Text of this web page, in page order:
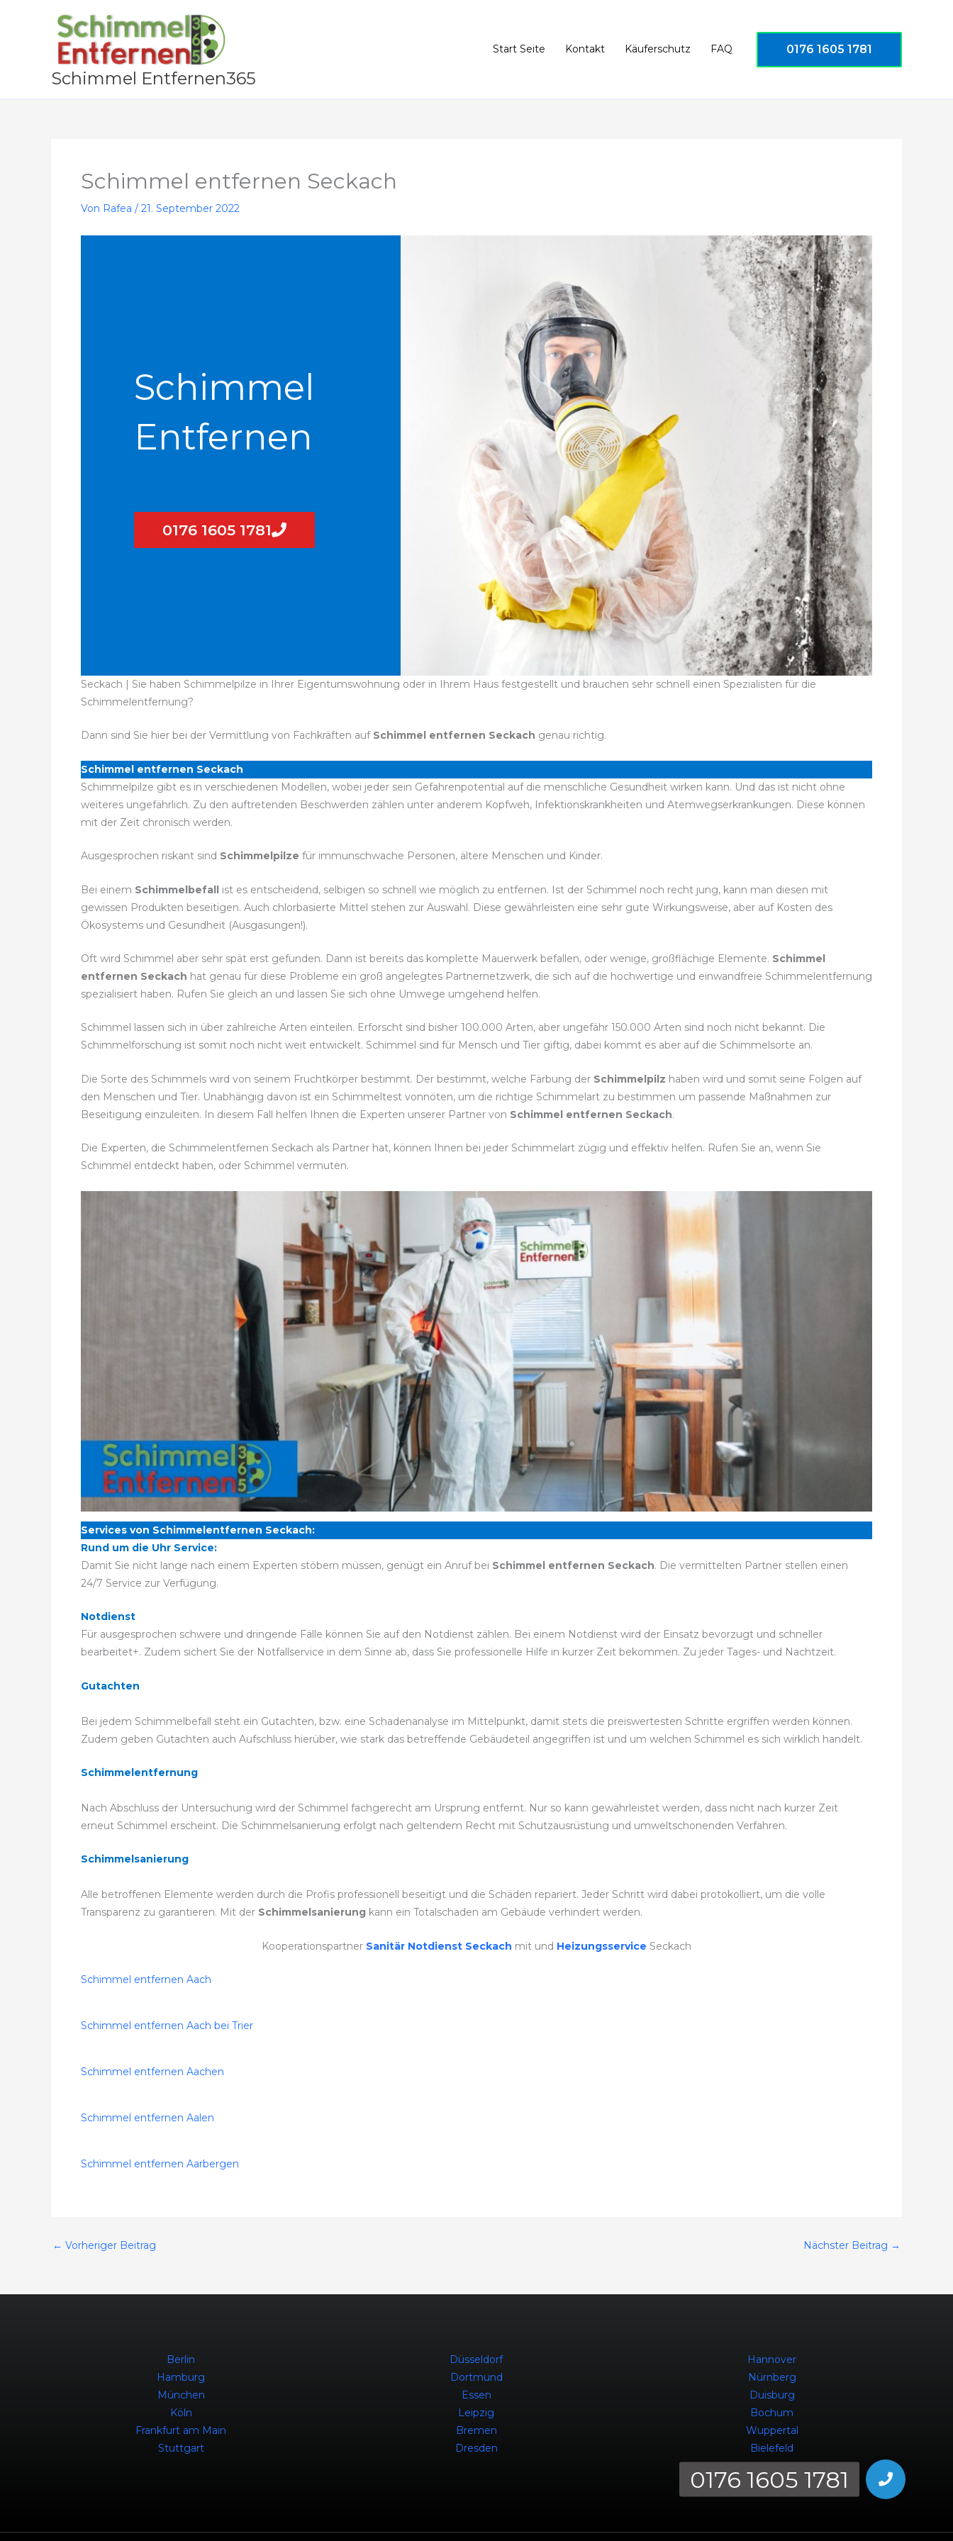
Schimmel Entfernen365
Start Seite Kontakt Käuferschutz FAQ 0176 1605 1781
Schimmel entfernen Seckach
Von Rafea / 21. September 2022
Schimmel
Entfernen
0176 1605 1781
Seckach | Sie haben Schimmelpilze in Ihrer Eigentumswohnung oder in Ihrem Haus festgestellt und brauchen sehr schnell einen Spezialisten für die
Schimmelentfernung?
Dann sind Sie hier bei der Vermittlung von Fachkräften auf Schimmel entfernen Seckach genau richtig.
Schimmel entfernen Seckach
Schimmelpilze gibt es in verschiedenen Modellen, wobei jeder sein Gefahrenpotential auf die menschliche Gesundheit wirken kann. Und das ist nicht ohne
weiteres ungefährlich. Zu den auftretenden Beschwerden zählen unter anderem Kopfweh, Infektionskrankheiten und Atemwegserkrankungen. Diese können
mit der Zeit chronisch werden.
Ausgesprochen riskant sind Schimmelpilze für immunschwache Personen, ältere Menschen und Kinder.
Bei einem Schimmelbefall ist es entscheidend, selbigen so schnell wie möglich zu entfernen. Ist der Schimmel noch recht jung, kann man diesen mit
gewissen Produkten beseitigen. Auch chlorbasierte Mittel stehen zur Auswahl. Diese gewährleisten eine sehr gute Wirkungsweise, aber auf Kosten des
Ökosystems und Gesundheit (Ausgasungen!).
Oft wird Schimmel aber sehr spät erst gefunden. Dann ist bereits das komplette Mauerwerk befallen, oder wenige, großflächige Elemente. Schimmel
entfernen Seckach hat genau für diese Probleme ein groß angelegtes Partnernetzwerk, die sich auf die hochwertige und einwandfreie Schimmelentfernung
spezialisiert haben. Rufen Sie gleich an und lassen Sie sich ohne Umwege umgehend helfen.
Schimmel lassen sich in über zahlreiche Arten einteilen. Erforscht sind bisher 100.000 Arten, aber ungefähr 150.000 Arten sind noch nicht bekannt. Die
Schimmelforschung ist somit noch nicht weit entwickelt. Schimmel sind für Mensch und Tier giftig, dabei kommt es aber auf die Schimmelsorte an.
Die Sorte des Schimmels wird von seinem Fruchtkörper bestimmt. Der bestimmt, welche Färbung der Schimmelpilz haben wird und somit seine Folgen auf
den Menschen und Tier. Unabhängig davon ist ein Schimmeltest vonnöten, um die richtige Schimmelart zu bestimmen um passende Maßnahmen zur
Beseitigung einzuleiten. In diesem Fall helfen Ihnen die Experten unserer Partner von Schimmel entfernen Seckach.
Die Experten, die Schimmelentfernen Seckach als Partner hat, können Ihnen bei jeder Schimmelart zügig und effektiv helfen. Rufen Sie an, wenn Sie
Schimmel entdeckt haben, oder Schimmel vermuten.
Services von Schimmelentfernen Seckach:
Rund um die Uhr Service:
Damit Sie nicht lange nach einem Experten stöbern müssen, genügt ein Anruf bei Schimmel entfernen Seckach. Die vermittelten Partner stellen einen
24/7 Service zur Verfügung.
Notdienst
Für ausgesprochen schwere und dringende Fälle können Sie auf den Notdienst zählen. Bei einem Notdienst wird der Einsatz bevorzugt und schneller
bearbeitet+. Zudem sichert Sie der Notfallservice in dem Sinne ab, dass Sie professionelle Hilfe in kurzer Zeit bekommen. Zu jeder Tages- und Nachtzeit.
Gutachten
Bei jedem Schimmelbefall steht ein Gutachten, bzw. eine Schadenanalyse im Mittelpunkt, damit stets die preiswertesten Schritte ergriffen werden können.
Zudem geben Gutachten auch Aufschluss hierüber, wie stark das betreffende Gebäudeteil angegriffen ist und um welchen Schimmel es sich wirklich handelt.
Schimmelentfernung
Nach Abschluss der Untersuchung wird der Schimmel fachgerecht am Ursprung entfernt. Nur so kann gewährleistet werden, dass nicht nach kurzer Zeit
erneut Schimmel erscheint. Die Schimmelsanierung erfolgt nach geltendem Recht mit Schutzausrüstung und umweltschonenden Verfahren.
Schimmelsanierung
Alle betroffenen Elemente werden durch die Profis professionell beseitigt und die Schäden repariert. Jeder Schritt wird dabei protokolliert, um die volle
Transparenz zu garantieren. Mit der Schimmelsanierung kann ein Totalschaden am Gebäude verhindert werden.
Kooperationspartner Sanitär Notdienst Seckach mit und Heizungsservice Seckach
Schimmel entfernen Aach
Schimmel entfernen Aach bei Trier
Schimmel entfernen Aachen
Schimmel entfernen Aalen
Schimmel entfernen Aarbergen
← Vorheriger Beitrag Nächster Beitrag →
Berlin
Hamburg
München
Köln
Frankfurt am Main
Stuttgart
Düsseldorf
Dortmund
Essen
Leipzig
Bremen
Dresden
Hannover
Nürnberg
Duisburg
Bochum
Wuppertal
Bielefeld